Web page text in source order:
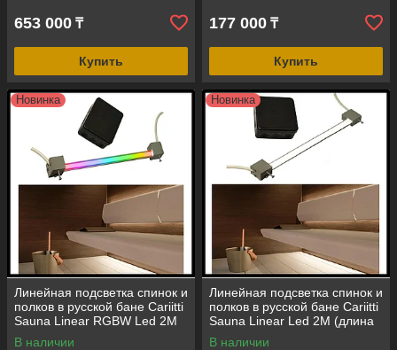
653 000 ₸
Купить
177 000 ₸
Купить
Новинка
Линейная подсветка спинок и
полков в русской бане Cariitti
Sauna Linear RGBW Led 2М
(длина=2 м, разноцветное)
В наличии
Новинка
Линейная подсветка спинок и
полков в русской бане Cariitti
Sauna Linear Led 2М (длина
= 2 м)
В наличии